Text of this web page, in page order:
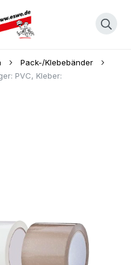
Pack-/Klebebänder
PVC, Kleber: